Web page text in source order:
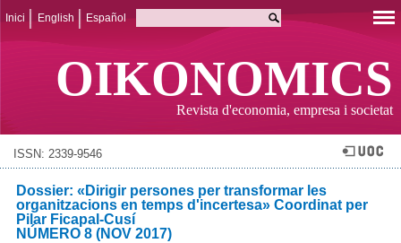
Inici English Español
OIKONOMICS
Revista d'economia, empresa i societat
ISSN: 2339-9546
Dossier: «Dirigir persones per transformar les
organitzacions en temps d'incertesa» Coordinat per
Pilar Ficapal-Cusí
NÚMERO 8 (NOV 2017)